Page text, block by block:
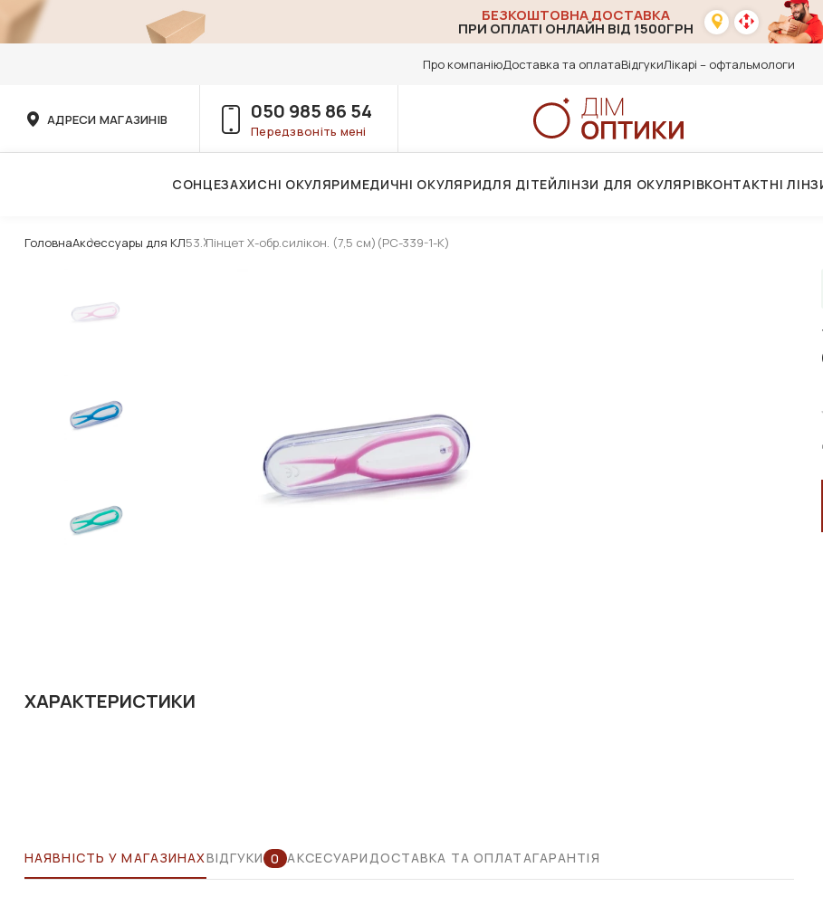
БЕЗКОШТОВНА ДОСТАВКА
ПРИ ОПЛАТІ ОНЛАЙН ВІД 1500ГРН
Про компаніюДоставка та оплатаВідгукиЛікарі – офтальмологи
АДРЕСИ МАГАЗИНІВ 050 985 86 54
Передзвоніть мені
СОНЦЕЗАХИСНІ ОКУЛЯРИМЕДИЧНІ ОКУЛЯРИДЛЯ ДІТЕЙЛІНЗИ ДЛЯ ОКУЛЯРІВКОНТАКТНІ
ГоловнаАксессуары для КЛ53. Пінцет Х-обр.силікон. (7,5 см)(РС-339-1-К)
ХАРАКТЕРИСТИКИ
НАЯВНІСТЬ У МАГАЗИНАХВІДГУКИ 0 АКСЕСУАРИДОСТАВКА ТА ОПЛАТАГАРАНТІЯ